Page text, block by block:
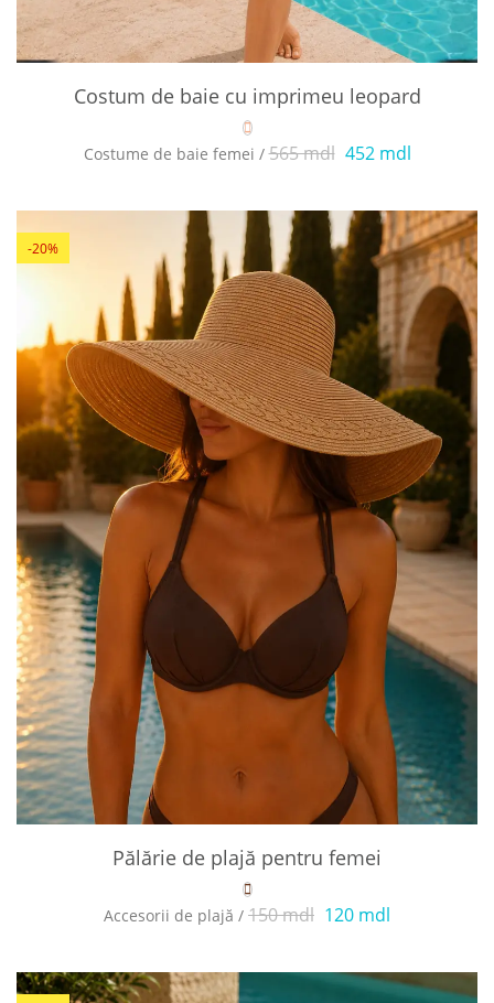
Costum de baie cu imprimeu leopard
Costume de baie femei /565 mdl 452 mdl
-20%
Pălărie de plajă pentru femei
Accesorii de plajă / 150 mdl 120 mdl